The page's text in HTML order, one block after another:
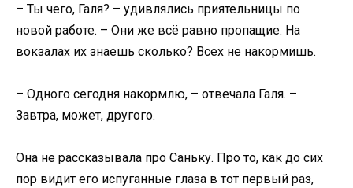
– Ты чего, Галя? – удивлялись приятельницы по
новой работе. – Они же всё равно пропащие. На
вокзалах их знаешь сколько? Всех не накормишь.
– Одного сегодня накормлю, – отвечала Галя. –
Завтра, может, другого.
Она не рассказывала про Саньку. Про то, как до сих
пор видит его испуганные глаза в тот первый раз,